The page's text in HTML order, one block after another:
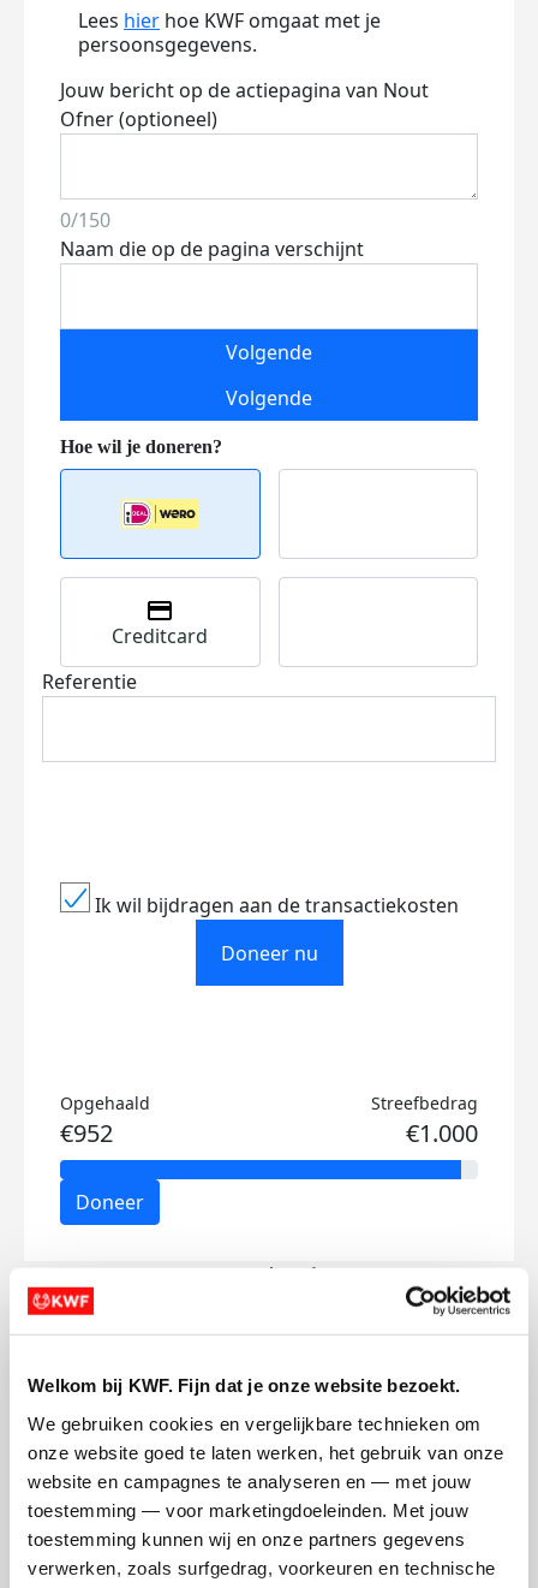
Welkom bij KWF. Fijn dat je onze website bezoekt.
We gebruiken cookies en vergelijkbare technieken om
onze website goed te laten werken, het gebruik van onze
website en campagnes te analyseren en — met jouw
toestemming — voor marketingdoeleinden. Met jouw
toestemming kunnen wij en onze partners gegevens
verwerken, zoals surfgedrag, voorkeuren en technische
Lees hier hoe KWF omgaat met je
persoonsgegevens.
Jouw bericht op de actiepagina van Nout
Ofner (optioneel)
0/150
Naam die op de pagina verschijnt
Volgende
Volgende
Creditcard
Referentie
Ik wil bijdragen aan de transactiekosten
Doneer nu
Opgehaald
€952
Streefbedrag
€1.000
Doneer
Nout's badges